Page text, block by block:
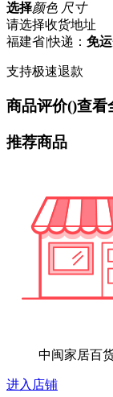
选择颜色 尺寸
请选择收货地址
福建省|快递： 免
支持极速退款
商品评价()查看
推荐商品
中闽家居百
进入店铺